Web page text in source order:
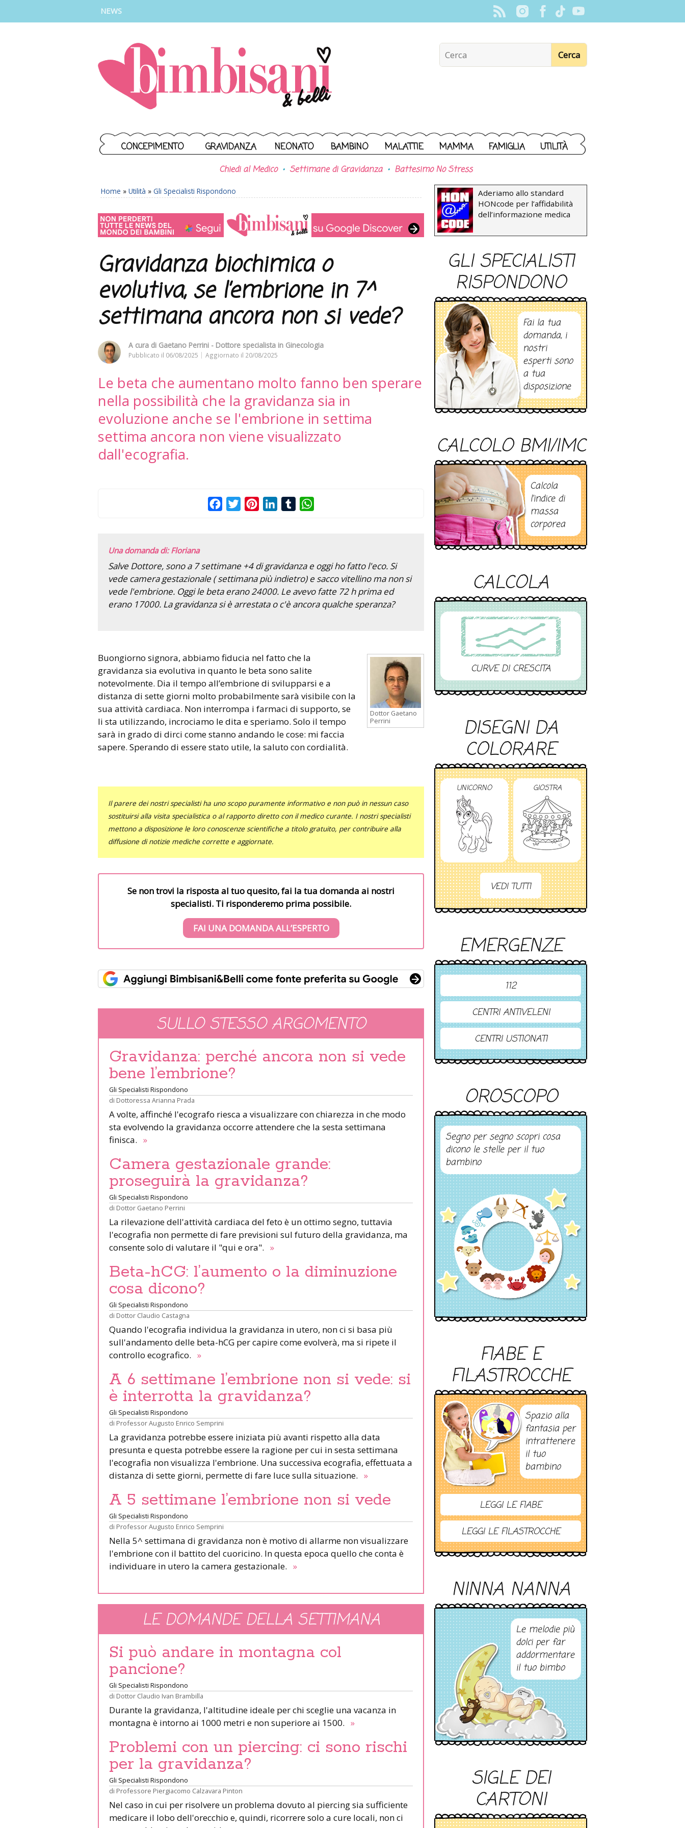
NEWS
CONCEPIMENTO GRAVIDANZA NEONATO BAMBINO MALATTIE MAMMA FAMIGLIA UTILITÀ
Chiedi al Medico Settimane di Gravidanza Battesimo No Stress
Home » Utilità » Gli Specialisti Rispondono
Gravidanza biochimica o
evolutiva, se l’embrione in 7^
settimana ancora non si vede?
A cura di Gaetano Perrini - Dottore specialista in Ginecologia
Pubblicato il 06/08/2025 Aggiornato il 20/08/2025
Le beta che aumentano molto fanno ben sperare
nella possibilità che la gravidanza sia in
evoluzione anche se l'embrione in settima
settima ancora non viene visualizzato
dall'ecografia.
FacebookTwitterPinterestLinkedInTumblr
Una domanda di: Floriana
Salve Dottore, sono a 7 settimane +4 di gravidanza e oggi ho fatto l'eco. Si
vede camera gestazionale ( settimana più indietro) e sacco vitellino ma non si
vede l'embrione. Oggi le beta erano 24000. Le avevo fatte 72 h prima ed
erano 17000. La gravidanza si è arrestata o c'è ancora qualche speranza?
Dottor Gaetano
Perrini
Buongiorno signora, abbiamo fiducia nel fatto che la
gravidanza sia evolutiva in quanto le beta sono salite
notevolmente. Dia il tempo all’embrione di svilupparsi e a
distanza di sette giorni molto probabilmente sarà visibile con la
sua attività cardiaca. Non interrompa i farmaci di supporto, se
li sta utilizzando, incrociamo le dita e speriamo. Solo il tempo
sarà in grado di dirci come stanno andando le cose: mi faccia
sapere. Sperando di essere stato utile, la saluto con cordialità.
Il parere dei nostri specialisti ha uno scopo puramente informativo e non può in nessun caso
sostituirsi alla visita specialistica o al rapporto diretto con il medico curante. I nostri specialisti
mettono a disposizione le loro conoscenze scientifiche a titolo gratuito, per contribuire alla
diffusione di notizie mediche corrette e aggiornate.
Se non trovi la risposta al tuo quesito, fai la tua domanda ai nostri
specialisti. Ti risponderemo prima possibile.
FAI UNA DOMANDA ALL’ESPERTO
SULLO STESSO ARGOMENTO
Gravidanza: perché ancora non si vede
bene l’embrione?
Gli Specialisti Rispondono
di Dottoressa Arianna Prada
A volte, affinché l'ecografo riesca a visualizzare con chiarezza in che modo
sta evolvendo la gravidanza occorre attendere che la sesta settimana
finisca. »
Camera gestazionale grande:
proseguirà la gravidanza?
Gli Specialisti Rispondono
di Dottor Gaetano Perrini
La rilevazione dell'attività cardiaca del feto è un ottimo segno, tuttavia
l'ecografia non permette di fare previsioni sul futuro della gravidanza, ma
consente solo di valutare il "qui e ora". »
Beta-hCG: l’aumento o la diminuzione
cosa dicono?
Gli Specialisti Rispondono
di Dottor Claudio Castagna
Quando l'ecografia individua la gravidanza in utero, non ci si basa più
sull'andamento delle beta-hCG per capire come evolverà, ma si ripete il
controllo ecografico. »
A 6 settimane l’embrione non si vede: si
è interrotta la gravidanza?
Gli Specialisti Rispondono
di Professor Augusto Enrico Semprini
La gravidanza potrebbe essere iniziata più avanti rispetto alla data
presunta e questa potrebbe essere la ragione per cui in sesta settimana
l'ecografia non visualizza l'embrione. Una successiva ecografia, effettuata a
distanza di sette giorni, permette di fare luce sulla situazione. »
A 5 settimane l’embrione non si vede
Gli Specialisti Rispondono
di Professor Augusto Enrico Semprini
Nella 5^ settimana di gravidanza non è motivo di allarme non visualizzare
l'embrione con il battito del cuoricino. In questa epoca quello che conta è
individuare in utero la camera gestazionale. »
LE DOMANDE DELLA SETTIMANA
Si può andare in montagna col
pancione?
Gli Specialisti Rispondono
di Dottor Claudio Ivan Brambilla
Durante la gravidanza, l'altitudine ideale per chi sceglie una vacanza in
montagna è intorno ai 1000 metri e non superiore ai 1500. »
Problemi con un piercing: ci sono rischi
per la gravidanza?
Gli Specialisti Rispondono
di Professore Piergiacomo Calzavara Pinton
Nel caso in cui per risolvere un problema dovuto al piercing sia sufficiente
medicare il lobo dell'orecchio e, quindi, ricorrere solo a cure locali, non ci
Aderiamo allo standard
HONcode per l’affidabilità
dell’informazione medica
GLI SPECIALISTI
RISPONDONO
Fai la tua
domanda, i
nostri
esperti sono
a tua
disposizione
CALCOLO BMI/IMC
Calcola
l’indice di
massa
corporea
CALCOLA
CURVE DI CRESCITA
DISEGNI DA
COLORARE
UNICORNO GIOSTRA
VEDI TUTTI
EMERGENZE
112
CENTRI ANTIVELENI
CENTRI USTIONATI
OROSCOPO
Segno per segno scopri cosa
dicono le stelle per il tuo
bambino
FIABE E
FILASTROCCHE
Spazio alla
fantasia per
intrattenere
il tuo
bambino
LEGGI LE FIABE
LEGGI LE FILASTROCCHE
NINNA NANNA
Le melodie più
dolci per far
addormentare
il tuo bimbo
SIGLE DEI
CARTONI